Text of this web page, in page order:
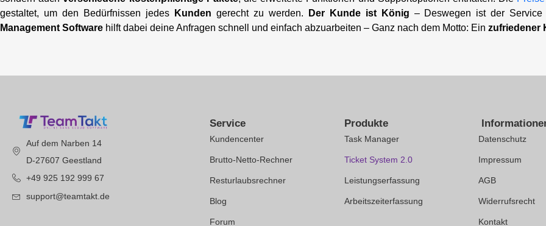
gestaltet, um den Bedürfnissen jedes
Kunden gerecht zu werden. Der Kunde ist König – Deswegen ist der
Management Software hilft dabei deine Anfragen schnell und einfach abzuarbeiten – Ganz nach dem Motto: Ein zufriedener
Auf dem Narben 14
D-27607 Geestland
+49 925 192 999 67
support@teamtakt.de
Service
Kundencenter
Brutto-Netto-Rechner
Resturlaubsrechner
Blog
Forum
Produkte
Task Manager
Ticket System 2.0
Leistungserfassung
Arbeitszeiterfassung
Datenschutz
Impressum
AGB
Widerrufsrecht
Kontakt